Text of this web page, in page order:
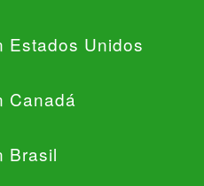
Estados Unidos
Canadá
Brasil